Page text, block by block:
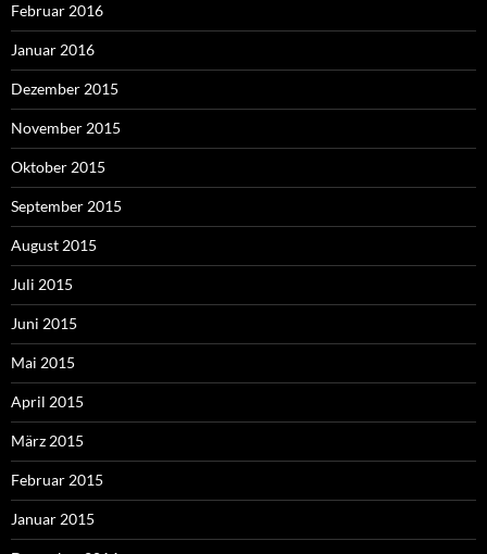
Februar 2016
Januar 2016
Dezember 2015
November 2015
Oktober 2015
September 2015
August 2015
Juli 2015
Juni 2015
Mai 2015
April 2015
März 2015
Februar 2015
Januar 2015